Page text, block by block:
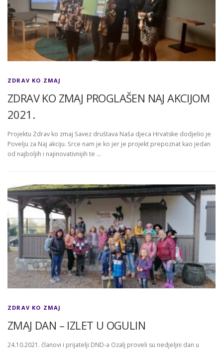
ZDRAV KO ZMAJ
ZDRAV KO ZMAJ PROGLAŠEN NAJ AKCIJOM
2021.
Projektu Zdrav ko zmaj Savez društava Naša djeca Hrvatske dodjelio je
Povelju za Naj akciju. Srce nam je ko jer je projekt prepoznat kao jedan
od najboljih i najinovativnijih te …
ZDRAV KO ZMAJ
ZMAJ DAN – IZLET U OGULIN
24.10.2021. članovi i prijatelji DND-a Ozalj proveli su nedjeljni dan u